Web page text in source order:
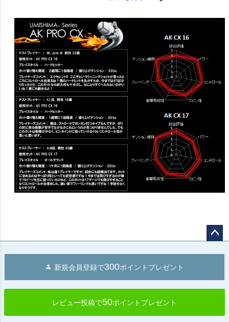
へ
新規会員登録で300ポイントプレゼント
レビュー投稿で50ポイントプレゼント